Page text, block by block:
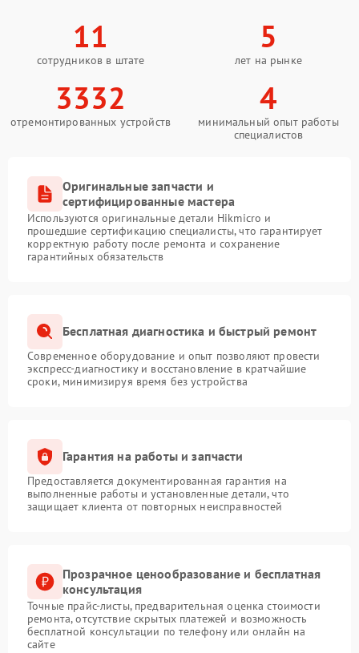
11
сотрудников в штате
5
лет на рынке
3332
отремонтированных устройств
4
минимальный опыт работы
специалистов
Оригинальные запчасти и
сертифицированные мастера
Используются оригинальные детали Hikmicro и
прошедшие сертификацию специалисты, что гарантирует
корректную работу после ремонта и сохранение
гарантийных обязательств
Бесплатная диагностика и быстрый ремонт
Современное оборудование и опыт позволяют провести
экспресс-диагностику и восстановление в кратчайшие
сроки, минимизируя время без устройства
Гарантия на работы и запчасти
Предоставляется документированная гарантия на
выполненные работы и установленные детали, что
защищает клиента от повторных неисправностей
Прозрачное ценообразование и бесплатная
консультация
Точные прайс-листы, предварительная оценка стоимости
ремонта, отсутствие скрытых платежей и возможность
бесплатной консультации по телефону или онлайн на
сайте